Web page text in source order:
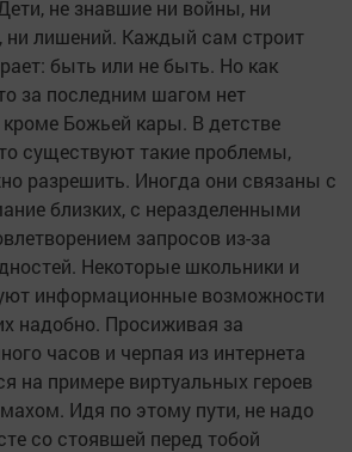
не знавшие ни войны, ни
ни лишений. Каждый сам строит
быть или не быть. Но как
за последним шагом нет
Божьей кары. В детстве
существуют такие проблемы,
разрешить. Иногда они связаны с
близких, с неразделенными
запросов из-за
Некоторые школьники и
информационные возможности
надобно. Просиживая за
часов и черпая из интернета
на примере виртуальных героев
Идя по этому пути, не надо
со стоявшей перед тобой